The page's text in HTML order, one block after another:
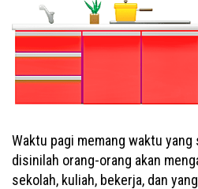
Waktu pagi memang waktu
disinilah orang-orang akan
sekolah, kuliah, bekerja, dan